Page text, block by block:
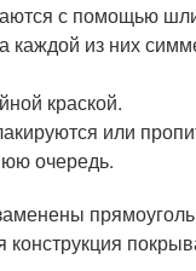
с помощью
каждой из них
краской.
или
очередь.